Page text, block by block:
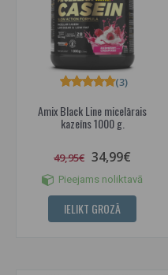
Amix Black Line micelārais
kazeīns 1000 g.
(3)
49,95€ 34,99€
Pieejams noliktavā
IELIKT GROZĀ